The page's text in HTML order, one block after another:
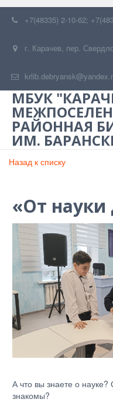
+7(48335) 2-10-62;
г. Карачев, пер.
МБУК
РАЙОННАЯ
ИМ.
Назад к списку
«От науки
А что вы знаете о
знакомы?